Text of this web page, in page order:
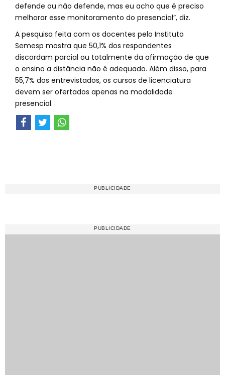
defende ou não defende, mas eu acho que é preciso
melhorar esse monitoramento do presencial”, diz.
A pesquisa feita com os docentes pelo Instituto
Semesp mostra que 50,1% dos respondentes
discordam parcial ou totalmente da afirmação de que
o ensino a distância não é adequado. Além disso, para
55,7% dos entrevistados, os cursos de licenciatura
devem ser ofertados apenas na modalidade
presencial.